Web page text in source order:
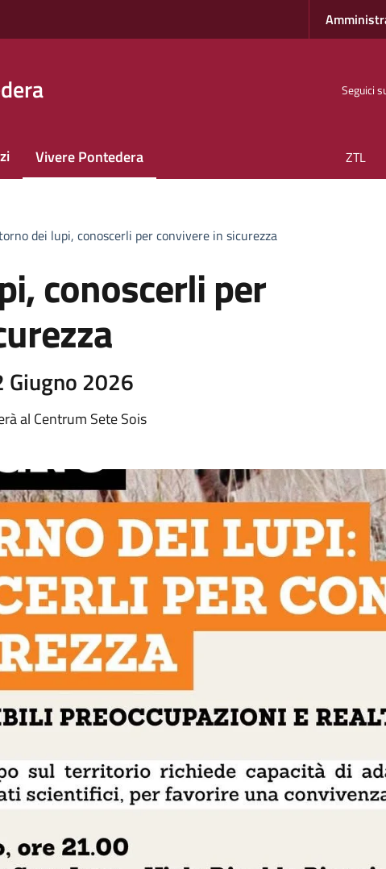
Seguici
Vivere Pontedera ZTL
dei lupi, conoscerli per convivere in sicurezza
conoscerli per
Giugno 2026
al Centrum Sete Sois